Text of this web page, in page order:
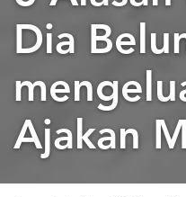
Dia
Ajakan